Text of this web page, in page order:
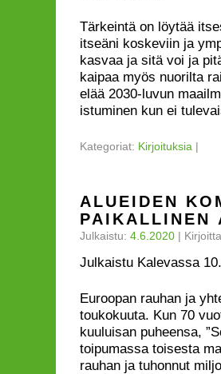
Tärkeintä on löytää
itseäni koskeviin ja
kasvaa ja sitä voi ja
kaipaa myös nuorilta
elää 2030-luvun
istuminen kun ei
Kategoriat: Kirjoituksia |
ALUEIDEN
PAIKALLINEN
Julkaistu: 4.6.2020 |
Julkaistu Kalevassa
Euroopan rauhan ja
toukokuuta. Kun 70
kuuluisan puheensa,
toipumassa toisesta
rauhan ja tuhonnut